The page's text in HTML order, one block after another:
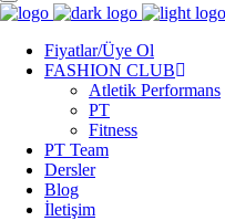
Fiyatlar/Üye Ol
FASHION CLUB
Atletik Performans
PT
Fitness
PT Team
Dersler
Blog
İletişim